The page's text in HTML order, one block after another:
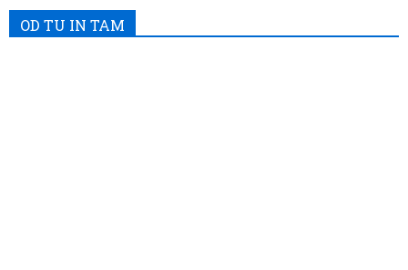
OD TU IN TAM